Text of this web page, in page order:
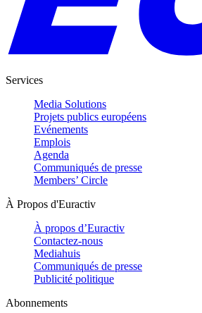
Services
Media Solutions
Projets publics européens
Evénements
Emplois
Agenda
Communiqués de presse
Members’ Circle
À Propos d'Euractiv
À propos d’Euractiv
Contactez-nous
Mediahuis
Communiqués de presse
Publicité politique
Abonnements